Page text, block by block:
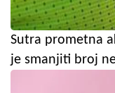
Sutra prometna
je smanjiti broj